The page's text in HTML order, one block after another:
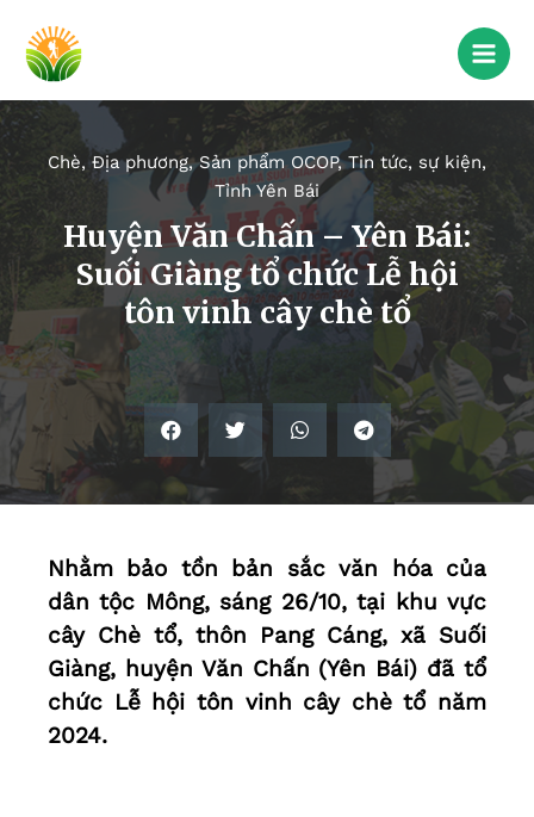
Chè,Địa phương,Sản phẩm OCOP,Tin tức, sự kiện,
Tỉnh Yên Bái
Huyện Văn Chấn – Yên Bái:
Suối Giàng tổ chức Lễ hội
tôn vinh cây chè tổ
Nhằm bảo tồn bản sắc văn hóa của
dân tộc Mông, sáng 26/10, tại khu vực
cây Chè tổ, thôn Pang Cáng, xã Suối
Giàng, huyện Văn Chấn (Yên Bái) đã tổ
chức Lễ hội tôn vinh cây chè tổ năm
2024.